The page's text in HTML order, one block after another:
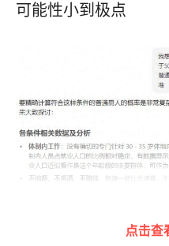
可能性小到极点
点击查